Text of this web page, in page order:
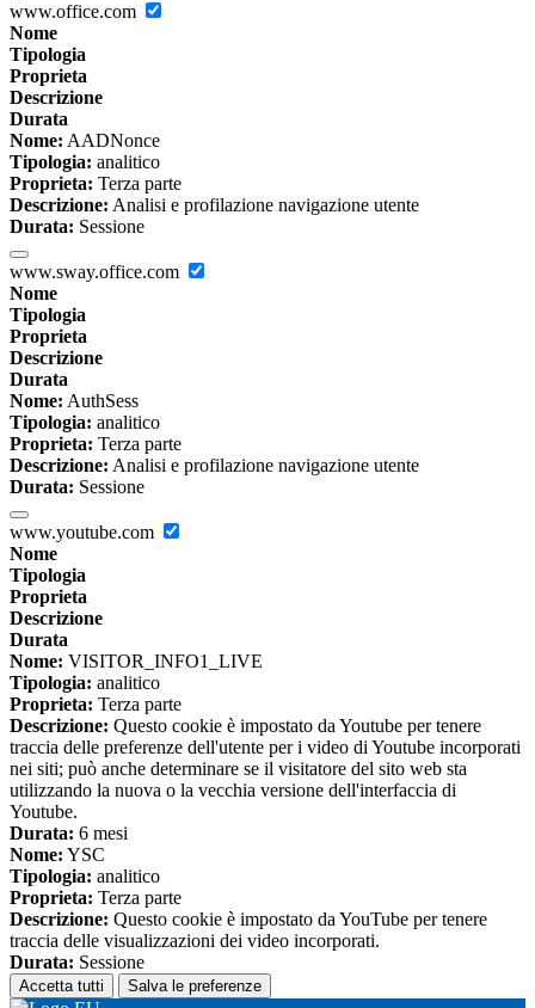
www.office.com
Nome
Tipologia
Proprieta
Descrizione
Durata
Nome: AADNonce
Tipologia: analitico
Proprieta: Terza parte
Descrizione: Analisi e profilazione navigazione utente
Durata: Sessione
www.sway.office.com
Nome
Tipologia
Proprieta
Descrizione
Durata
Nome: AuthSess
Tipologia: analitico
Proprieta: Terza parte
Descrizione: Analisi e profilazione navigazione utente
Durata: Sessione
www.youtube.com
Nome
Tipologia
Proprieta
Descrizione
Durata
Nome: VISITOR_INFO1_LIVE
Tipologia: analitico
Proprieta: Terza parte
Descrizione: Questo cookie è impostato da Youtube per tenere
traccia delle preferenze dell'utente per i video di Youtube incorporati
nei siti; può anche determinare se il visitatore del sito web sta
utilizzando la nuova o la vecchia versione dell'interfaccia di
Youtube.
Durata: 6 mesi
Nome: YSC
Tipologia: analitico
Proprieta: Terza parte
Descrizione: Questo cookie è impostato da YouTube per tenere
traccia delle visualizzazioni dei video incorporati.
Durata: Sessione
Accetta tutti Salva le preferenze